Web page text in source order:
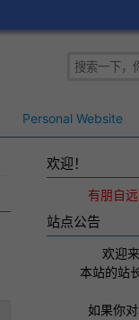
Personal Website
欢迎！
有朋自
站点公告
欢迎
本站的站
如果你对